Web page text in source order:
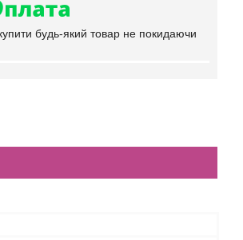
будь-який товар не покидаючи